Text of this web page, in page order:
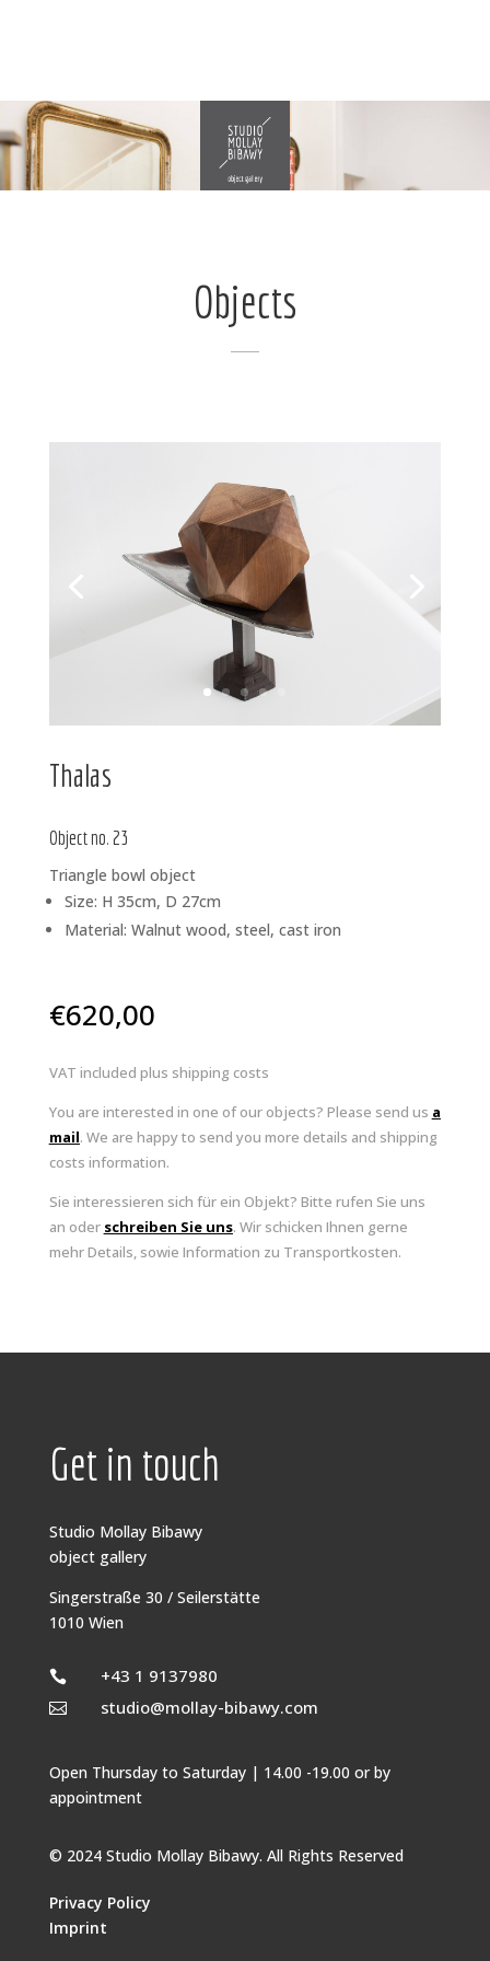
Objects
Thalas
Object no. 23
Triangle bowl object
Size: H 35cm, D 27cm
Material: Walnut wood, steel, cast iron
€620,00
VAT included plus shipping costs
You are interested in one of our objects? Please send us a
mail. We are happy to send you more details and shipping
costs information.
Sie interessieren sich für ein Objekt? Bitte rufen Sie uns
an oder schreiben Sie uns. Wir schicken Ihnen gerne
mehr Details, sowie Information zu Transportkosten.
Get in touch
Studio Mollay Bibawy
object gallery
Singerstraße 30 / Seilerstätte
1010 Wien
 +43 1 9137980
 studio@mollay-bibawy.com
Open Thursday to Saturday | 14.00 -19.00 or by
appointment
© 2024 Studio Mollay Bibawy. All Rights Reserved
Privacy Policy
Imprint